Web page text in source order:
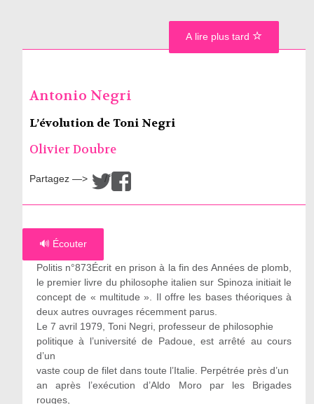
Antonio Negri
L’évolution de Toni Negri
Olivier Doubre
Partagez —> /
🔊 Écouter
Politis n°873Écrit en prison à la fin des Années de plomb,
le premier livre du philosophe italien sur Spinoza initiait le
concept de « multitude ». Il offre les bases théoriques à
deux autres ouvrages récemment parus.
Le 7 avril 1979, Toni Negri, professeur de philosophie
politique à l’université de Padoue, est arrêté au cours
d’un
vaste coup de filet dans toute l’Italie. Perpétrée près d’un
an après l’exécution d’Aldo Moro par les Brigades
rouges,
A lire plus tard